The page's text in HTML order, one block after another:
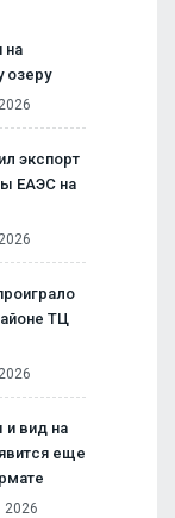
на
озеру
экспорт
ЕАЭС на
ТЦ
вид на
еще
2026